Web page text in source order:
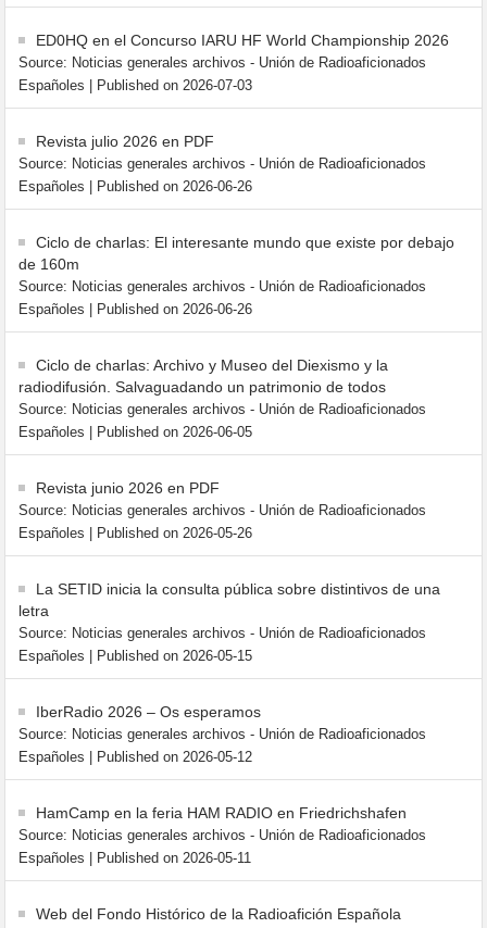
ED0HQ en el Concurso IARU HF World Championship 2026
Source: Noticias generales archivos - Unión de Radioaficionados
Españoles
Published on 2026-07-03
Revista julio 2026 en PDF
Source: Noticias generales archivos - Unión de Radioaficionados
Españoles
Published on 2026-06-26
Ciclo de charlas: El interesante mundo que existe por debajo
de 160m
Source: Noticias generales archivos - Unión de Radioaficionados
Españoles
Published on 2026-06-26
Ciclo de charlas: Archivo y Museo del Diexismo y la
radiodifusión. Salvaguadando un patrimonio de todos
Source: Noticias generales archivos - Unión de Radioaficionados
Españoles
Published on 2026-06-05
Revista junio 2026 en PDF
Source: Noticias generales archivos - Unión de Radioaficionados
Españoles
Published on 2026-05-26
La SETID inicia la consulta pública sobre distintivos de una
letra
Source: Noticias generales archivos - Unión de Radioaficionados
Españoles
Published on 2026-05-15
IberRadio 2026 – Os esperamos
Source: Noticias generales archivos - Unión de Radioaficionados
Españoles
Published on 2026-05-12
HamCamp en la feria HAM RADIO en Friedrichshafen
Source: Noticias generales archivos - Unión de Radioaficionados
Españoles
Published on 2026-05-11
Web del Fondo Histórico de la Radioafición Española